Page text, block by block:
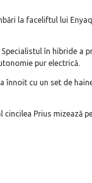
la faceliftul lui
Specialistul în hibride a
pur electrică.
înnoit cu un set de
Prius mizează